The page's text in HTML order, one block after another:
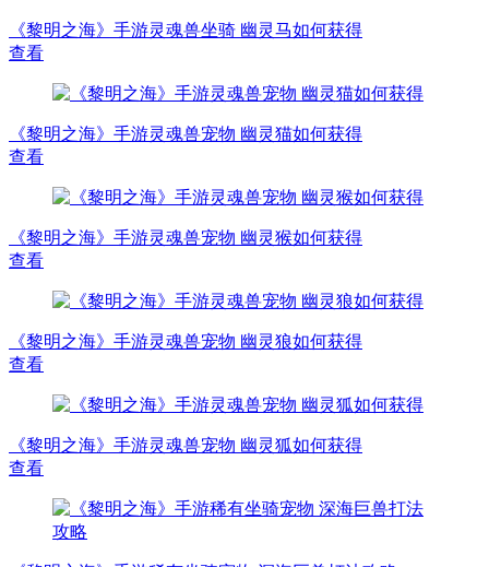
《黎明之海》手游灵魂兽坐骑 幽灵马如何获得
查看
《黎明之海》手游灵魂兽宠物 幽灵猫如何获得
查看
《黎明之海》手游灵魂兽宠物 幽灵猴如何获得
查看
《黎明之海》手游灵魂兽宠物 幽灵狼如何获得
查看
《黎明之海》手游灵魂兽宠物 幽灵狐如何获得
查看